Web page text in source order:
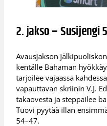
2. jakso – Susijengi
Avausjakson
kentälle Bahaman
tarjoilee vajaassa
vapauttavan skriinin V.J.
takaovesta ja steppailee
Tuovi pyytää illan
54–47.